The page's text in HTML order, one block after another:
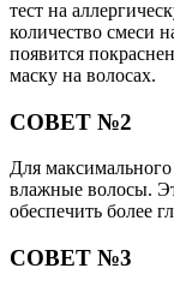
тест на
количество смеси
появится
маску на волосах.
СОВЕТ №2
Для
влажные волосы.
обеспечить более
СОВЕТ №3